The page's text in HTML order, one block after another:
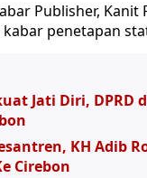
Publisher,
penetapan
Jati Diri,
KH Adib
Cirebon